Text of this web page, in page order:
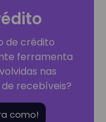
de crédito
ferramenta
nas
recebíveis?
como!